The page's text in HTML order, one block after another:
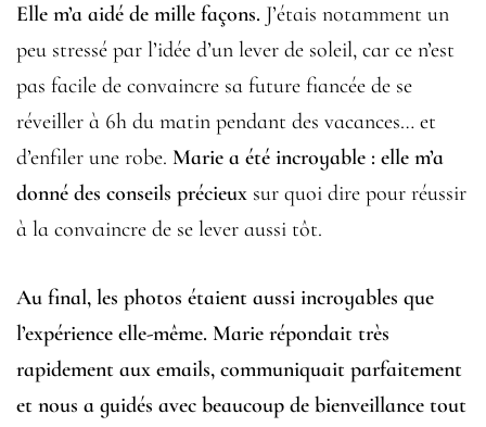
Elle m’a aidé de mille façons. J’étais notamment un
peu stressé par l’idée d’un lever de soleil, car ce n’est
pas facile de convaincre sa future fiancée de se
réveiller à 6h du matin pendant des vacances… et
d’enfiler une robe. Marie a été incroyable : elle m’a
donné des conseils précieux sur quoi dire pour réussir
à la convaincre de se lever aussi tôt.
Au final, les photos étaient aussi incroyables que
l’expérience elle-même. Marie répondait très
rapidement aux emails, communiquait parfaitement
et nous a guidés avec beaucoup de bienveillance tout